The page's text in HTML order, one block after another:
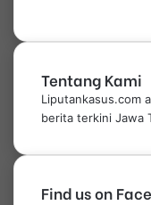
Tentang Kami
Liputankasus.com
berita terkini Jawa
Find us on